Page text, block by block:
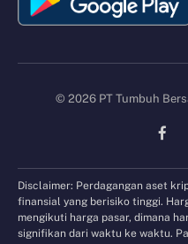
© 2026 PT Tumbuh
Disclaimer: Perdagangan aset
finansial yang berisiko tinggi.
mengikuti harga pasar, dimana
signifikan dari waktu ke waktu.